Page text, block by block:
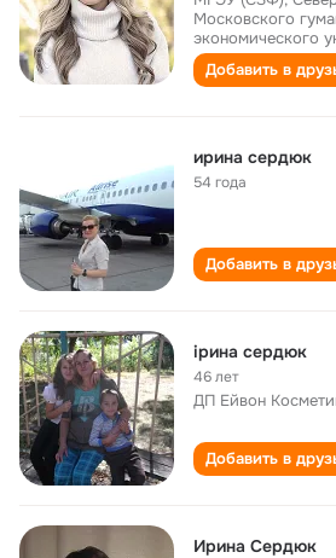
Московского
экономического
Добавить в
ирина сердюк
54 года
Добавить в
ірина сердюк
46 лет
ДП Ейвон
Добавить в
Ирина Сердюк